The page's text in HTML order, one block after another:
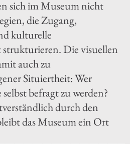
sich im Museum nicht
die Zugang,
kulturelle
strukturieren. Die visuellen
auch zu
Situiertheit: Wer
befragt zu werden?
durch den
das Museum ein Ort